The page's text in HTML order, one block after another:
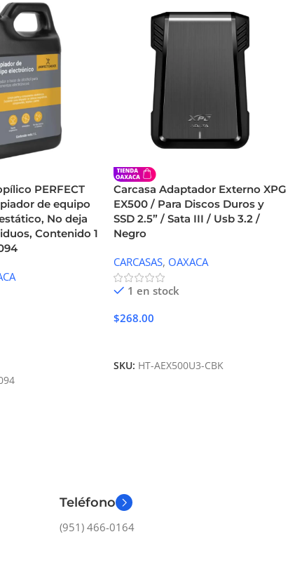
PERFECT
de equipo
No deja
Contenido 1
Carcasa Adaptador Externo XPG
EX500 / Para Discos Duros y
SSD 2.5” / Sata III / Usb 3.2 /
Negro
CARCASAS, OAXACA
1 en stock
$268.00
SKU: HT-AEX500U3-CBK
Teléfono
(951) 466-0164